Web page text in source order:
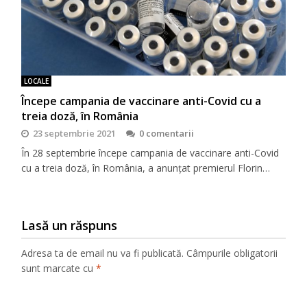
LOCALE
Începe campania de vaccinare anti-Covid cu a
treia doză, în România
23 septembrie 2021 0 comentarii
În 28 septembrie începe campania de vaccinare anti-Covid
cu a treia doză, în România, a anunțat premierul Florin…
Lasă un răspuns
Adresa ta de email nu va fi publicată. Câmpurile obligatorii
sunt marcate cu*